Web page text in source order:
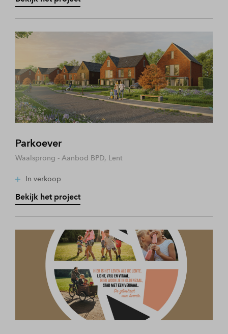
Parkoever
Waalsprong - Aanbod BPD, Lent
In verkoop
Bekijk het project